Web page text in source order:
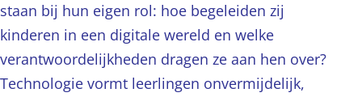
staan bij hun eigen rol: hoe begeleiden zij
kinderen in een digitale wereld en welke
verantwoordelijkheden dragen ze aan hen over?
Technologie vormt leerlingen onvermijdelijk,